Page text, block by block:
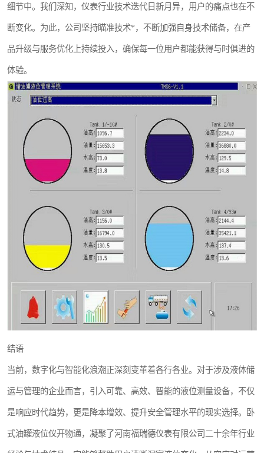
细节中。我们深知，仪表行业技术迭代日新月异，用户的痛点也在不
断变化。为此，公司坚持瞄准技术*，不断加强自身技术储备，在产
品升级与服务优化上持续投入，确保每一位用户都能获得与时俱进的
体验。
结语
当前，数字化与智能化浪潮正深刻变革着各行各业。对于涉及液体储
运与管理的企业而言，引入可靠、高效、智能的液位测量设备，不仅
是响应时代趋势，更是降本增效、提升安全管理水平的现实选择。卧
式油罐液位仪开物通，凝聚了河南福瑞德仪表有限公司二十余年行业